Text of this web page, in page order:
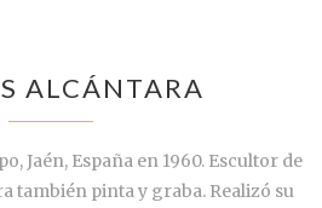
ALCÁNTARA
Jaén, España en 1960. Escultor de
también pinta y graba. Realizó su